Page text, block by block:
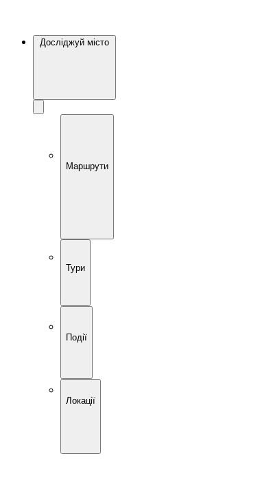
Досліджуй місто
Маршрути
Тури
Події
Локації